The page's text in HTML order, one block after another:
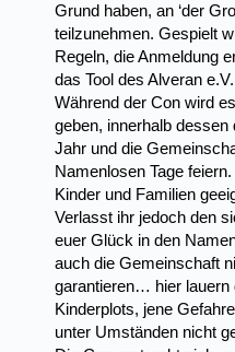
Grund haben, an ‘der
teilzunehmen. Gespielt
Regeln, die Anmeldung
das Tool des Alveran e.V.
Während der Con wird
geben, innerhalb
Jahr und die
Namenlosen Tage
Kinder und Familien
Verlasst ihr jedoch den
euer Glück in den
auch die Gemeinschaft
garantieren… hier lauern
Kinderplots, jene
unter Umständen nicht